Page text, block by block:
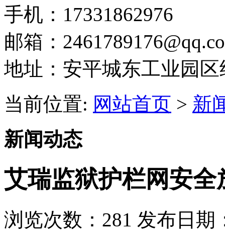
手机：17331862976
邮箱：
地址：安平城东工业园区
当前位置: 网站首页 > 新
新闻动态
艾瑞监狱护栏网安全
浏览次数： 281 发布日期